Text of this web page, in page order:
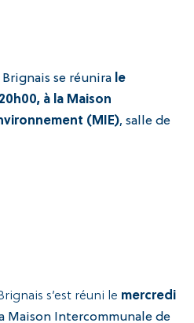
se réunira le
à la Maison
(MIE), salle de
s’est réuni le mercredi
Maison Intercommunale de